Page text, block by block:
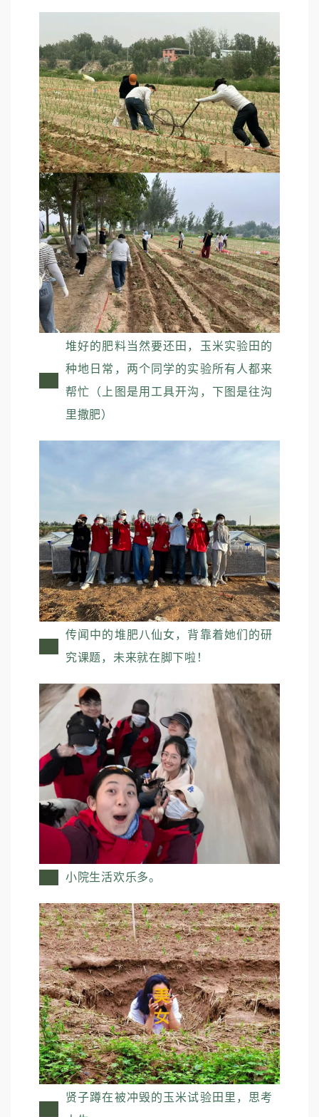
堆好的肥料当然要还田，玉米实验田的
种地日常，两个同学的实验所有人都来
帮忙（上图是用工具开沟，下图是往沟
里撒肥）
传闻中的堆肥八仙女，背靠着她们的研
究课题，未来就在脚下啦！
小院生活欢乐多。
贤子蹲在被冲毁的玉米试验田里，思考